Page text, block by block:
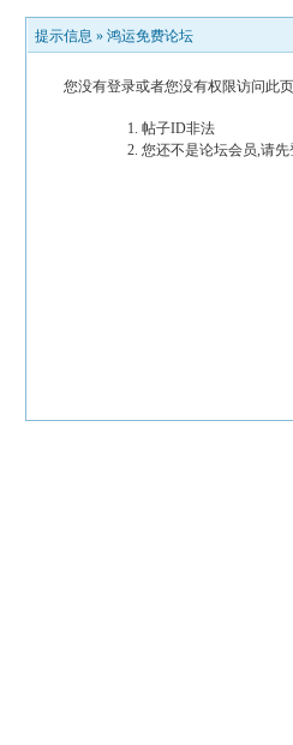
提示信息 » 鸿运免费论坛
您没有登录或者您没有权限访问此
帖子ID非法
您还不是论坛会员,请先